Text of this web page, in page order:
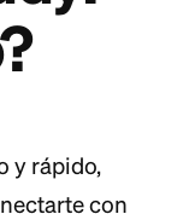
y rápido,
con